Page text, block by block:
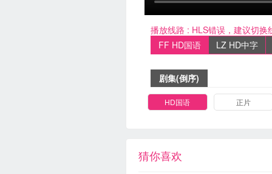
播放线路 : HLS错误，建议切换
FF HD国语
LZ HD中字
剧集(倒序)
HD国语 正片
猜你喜欢